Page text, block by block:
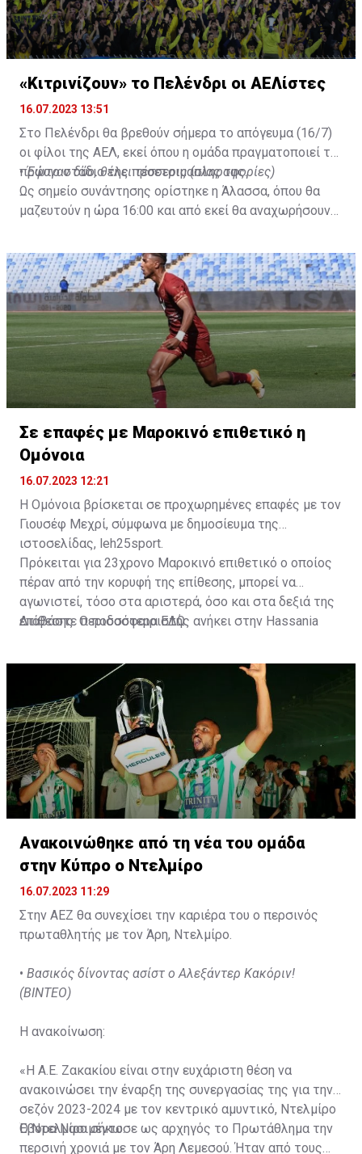
«Κιτρινίζουν» το Πελένδρι οι ΑΕΛίστες
16.07.2023 13:51
Στο Πελένδρι θα βρεθούν σήμερα το απόγευμα (16/7)
οι φίλοι της ΑΕΛ, εκεί όπου η ομάδα πραγματοποιεί το
πρώτο στάδιο της προετοιμασίας της.
•Έφυγαν δύο, θέλει τέσσερις (πληροφορίες)
Ως σημείο συνάντησης ορίστηκε η Άλασσα, όπου θα
μαζευτούν η ώρα 16:00 και από εκεί θα αναχωρήσουν
δώοσυν το παρών τους στην απογευματινή προπόνηση
της ομάδας.
Σε επαφές με Μαροκινό επιθετικό η
Ομόνοια
16.07.2023 12:21
Η Ομόνοια βρίσκεται σε προχωρημένες επαφές με τον
Γιουσέφ Μεχρί, σύμφωνα με δημοσίευμα της
ιστοσελίδας, leh25sport.
Πρόκειται για 23χρονο Μαροκινό επιθετικό ο οποίος
πέραν από την κορυφή της επίθεσης, μπορεί να
αγωνιστεί, τόσο στα αριστερά, όσο και στα δεξιά της
επίθεσης. Ο ποδοσφαιριστής ανήκει στην Hassania
2026.
Διαβάστε περισσότεραΕΔΩ.
Ανακοινώθηκε από τη νέα του ομάδα
στην Κύπρο ο Ντελμίρο
16.07.2023 11:29
Στην ΑΕΖ θα συνεχίσει την καριέρα του ο περσινός
πρωταθλητής με τον Άρη, Ντελμίρο.
• Βασικός δίνοντας ασίστ ο Αλεξάντερ Κακόριν!
(ΒΙΝΤΕΟ)
Η ανακοίνωση:
«Η Α.Ε. Ζακακίου είναι στην ευχάριστη θέση να
ανακοινώσει την έναρξη της συνεργασίας της για την
σεζόν 2023-2024 με τον κεντρικό αμυντικό, Ντελμίρο
Έβορα Νασιμέντο.
Ο Ντελμίρο σήκωσε ως αρχηγός το Πρωτάθλημα την
περσινή χρονιά με τον Άρη Λεμεσού. Ήταν από τους